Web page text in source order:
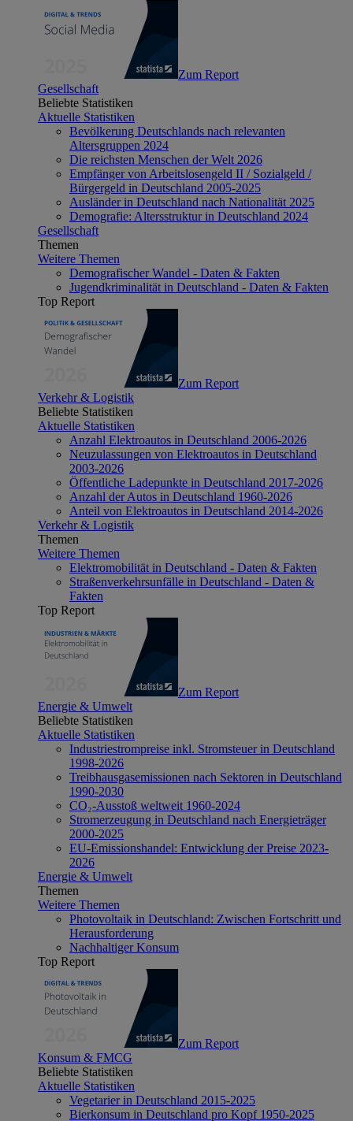
Zum Report
Gesellschaft
Beliebte Statistiken
Aktuelle Statistiken
Bevölkerung Deutschlands nach relevanten
Altersgruppen 2024
Die reichsten Menschen der Welt 2026
Empfänger von Arbeitslosengeld II / Sozialgeld /
Bürgergeld in Deutschland 2005-2025
Ausländer in Deutschland nach Nationalität 2025
Demografie: Altersstruktur in Deutschland 2024
Gesellschaft
Themen
Weitere Themen
Demografischer Wandel - Daten & Fakten
Jugendkriminalität in Deutschland - Daten & Fakten
Top Report
Zum Report
Verkehr & Logistik
Beliebte Statistiken
Aktuelle Statistiken
Anzahl Elektroautos in Deutschland 2006-2026
Neuzulassungen von Elektroautos in Deutschland
2003-2026
Öffentliche Ladepunkte in Deutschland 2017-2026
Anzahl der Autos in Deutschland 1960-2026
Anteil von Elektroautos in Deutschland 2014-2026
Verkehr & Logistik
Themen
Weitere Themen
Elektromobilität in Deutschland - Daten & Fakten
Straßenverkehrsunfälle in Deutschland - Daten &
Fakten
Top Report
Zum Report
Energie & Umwelt
Beliebte Statistiken
Aktuelle Statistiken
Industriestrompreise inkl. Stromsteuer in Deutschland
1998-2026
Treibhausgasemissionen nach Sektoren in Deutschland
1990-2030
CO₂-Ausstoß weltweit 1960-2024
Stromerzeugung in Deutschland nach Energieträger
2000-2025
EU-Emissionshandel: Entwicklung der Preise 2023-
2026
Energie & Umwelt
Themen
Weitere Themen
Photovoltaik in Deutschland: Zwischen Fortschritt und
Herausforderung
Nachhaltiger Konsum
Top Report
Zum Report
Konsum & FMCG
Beliebte Statistiken
Aktuelle Statistiken
Vegetarier in Deutschland 2015-2025
Bierkonsum in Deutschland pro Kopf 1950-2025